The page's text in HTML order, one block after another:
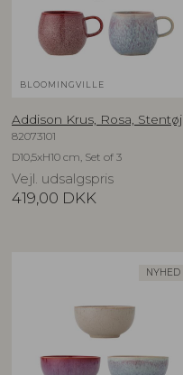
BLOOMINGVILLE
Addison Krus, Rosa, Stentøj
82073101
D10,5xH10 cm, Set of 3
Vejl. udsalgspris
419,00 DKK
NYHED